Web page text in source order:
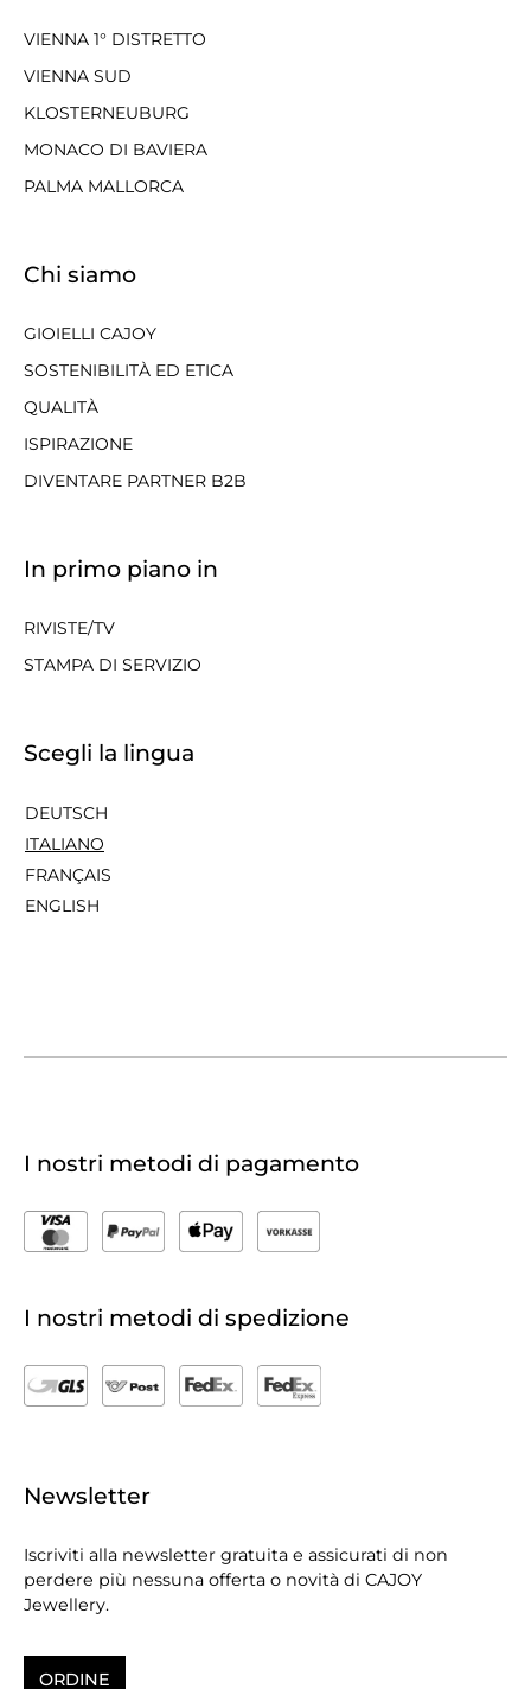
VIENNA 1° DISTRETTO
VIENNA SUD
KLOSTERNEUBURG
MONACO DI BAVIERA
PALMA MALLORCA
Chi siamo
GIOIELLI CAJOY
SOSTENIBILITÀ ED ETICA
QUALITÀ
ISPIRAZIONE
DIVENTARE PARTNER B2B
In primo piano in
RIVISTE/TV
STAMPA DI SERVIZIO
Scegli la lingua
DEUTSCH
ITALIANO
FRANÇAIS
ENGLISH
I nostri metodi di pagamento
I nostri metodi di spedizione
Newsletter
Iscriviti alla newsletter gratuita e assicurati di non
perdere più nessuna offerta o novità di CAJOY
Jewellery.
ORDINE